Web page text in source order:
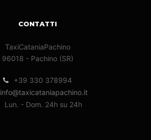
CONTATTI
TaxiCataniaPachino
96018 - Pachino (SR)
+39 330 378994
info@taxicataniapachino.it
Lun. - Dom. 24h su 24h